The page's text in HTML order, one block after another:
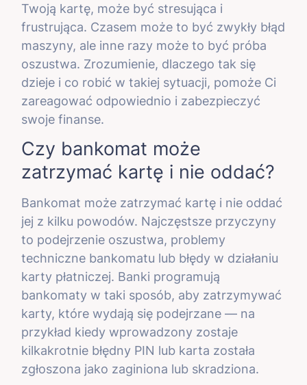
Twoją kartę, może być stresująca i
frustrująca. Czasem może to być zwykły błąd
maszyny, ale inne razy może to być próba
oszustwa. Zrozumienie, dlaczego tak się
dzieje i co robić w takiej sytuacji, pomoże Ci
zareagować odpowiednio i zabezpieczyć
swoje finanse.
Czy bankomat może
zatrzymać kartę i nie oddać?
Bankomat może zatrzymać kartę i nie oddać
jej z kilku powodów. Najczęstsze przyczyny
to podejrzenie oszustwa, problemy
techniczne bankomatu lub błędy w działaniu
karty płatniczej. Banki programują
bankomaty w taki sposób, aby zatrzymywać
karty, które wydają się podejrzane — na
przykład kiedy wprowadzony zostaje
kilkakrotnie błędny PIN lub karta została
zgłoszona jako zaginiona lub skradziona.